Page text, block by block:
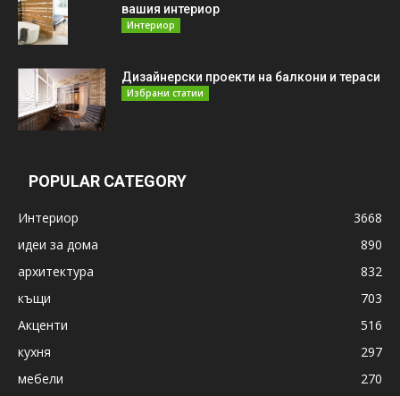
вашия интериор
Интериор
Дизайнерски проекти на балкони и тераси
Избрани статии
POPULAR CATEGORY
Интериор
3668
идеи за дома
890
архитектура
832
къщи
703
Акценти
516
кухня
297
мебели
270